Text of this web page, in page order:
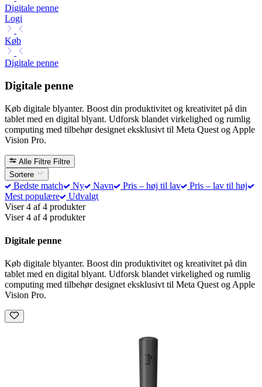
Digitale penne
Logi
Køb
Digitale penne
Digitale penne
Køb digitale blyanter. Boost din produktivitet og kreativitet på din
tablet med en digital blyant. Udforsk blandet virkelighed og rumlig
computing med tilbehør designet eksklusivt til Meta Quest og Apple
Vision Pro.
Alle Filtre Filtre
Sortere
Bedste match Ny Navn Pris – høj til lav
Pris – lav til høj
Mest populære
Udvalgt
Viser 4 af 4 produkter
Viser 4 af 4 produkter
Digitale penne
Køb digitale blyanter. Boost din produktivitet og kreativitet på din
tablet med en digital blyant. Udforsk blandet virkelighed og rumlig
computing med tilbehør designet eksklusivt til Meta Quest og Apple
Vision Pro.